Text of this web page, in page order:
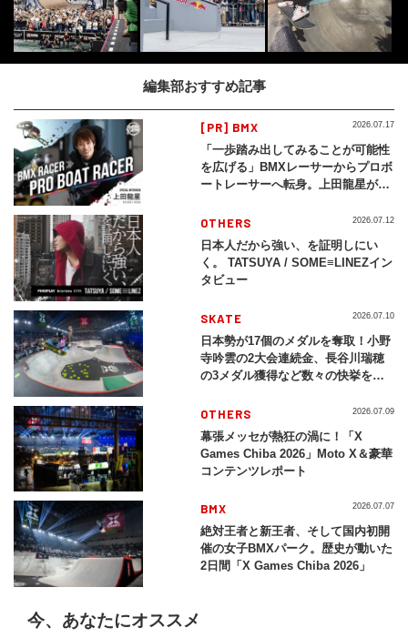
編集部おすすめ記事
[PR] BMX
「一歩踏み出してみることが可能性
を広げる」BMXレーサーからプロボ
ートレーサーへ転身。上田龍星が体
2026.07.17
OTHERS
日本人だから強い、を証明しにい
く。 TATSUYA / SOME≡LINEZイン
タビュー
2026.07.12
SKATE
日本勢が17個のメダルを奪取！小野
寺吟雲の2大会連続金、長谷川瑞穂
の3メダル獲得など数々の快挙をプ
2026」
2026.07.10
OTHERS
幕張メッセが熱狂の渦に！「X
Games Chiba 2026」Moto X＆豪華
コンテンツレポート
2026.07.09
BMX
絶対王者と新王者、そして国内初開
催の女子BMXパーク。歴史が動いた
2日間「X Games Chiba 2026」
2026.07.07
今、あなたにオススメ